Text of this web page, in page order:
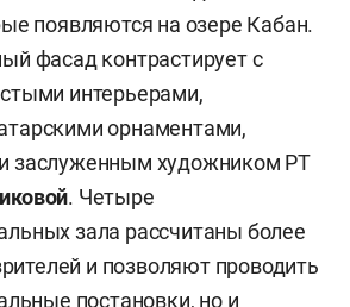
появляются на озере Кабан.
фасад контрастирует с
интерьерами,
орнаментами,
заслуженным художником РТ
. Четыре
зала рассчитаны более
и позволяют проводить
постановки, но и